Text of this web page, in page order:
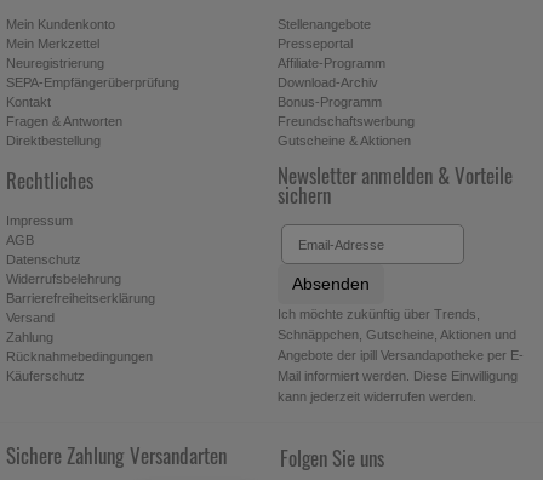
Mein Kundenkonto
Mein Merkzettel
Neuregistrierung
SEPA-Empfängerüberprüfung
Kontakt
Fragen & Antworten
Direktbestellung
Stellenangebote
Presseportal
Affiliate-Programm
Download-Archiv
Bonus-Programm
Freundschaftswerbung
Gutscheine & Aktionen
Rechtliches
Impressum
AGB
Datenschutz
Widerrufsbelehrung
Barrierefreiheitserklärung
Versand
Zahlung
Rücknahmebedingungen
Käuferschutz
Newsletter anmelden & Vorteile
sichern
Absenden
Ich möchte zukünftig über Trends,
Schnäppchen, Gutscheine, Aktionen und
Angebote der ipill Versandapotheke per E-
Mail informiert werden. Diese Einwilligung
kann jederzeit widerrufen werden.
Sichere Zahlung Versandarten Folgen Sie uns